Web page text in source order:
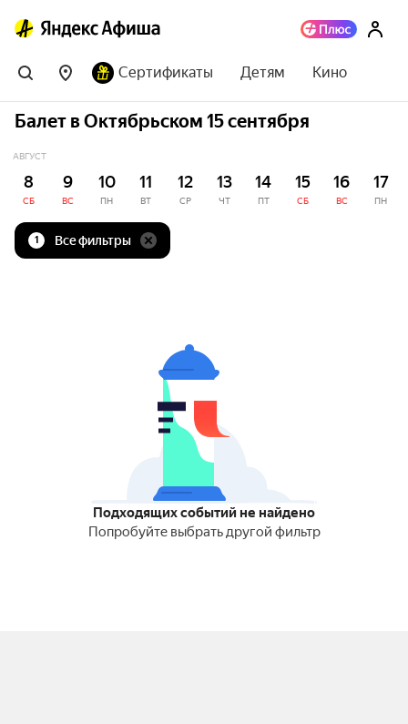
Сертификаты Детям Кино
Балет в Октябрьском 15 сентября
АВГУСТ
8
СБ
9
ВС
10
ПН
11
ВТ
12
СР
13
ЧТ
14
ПТ
15
СБ
16
ВС
17
ПН
1 Все фильтры
Подходящих событий не найдено
Попробуйте выбрать другой фильтр